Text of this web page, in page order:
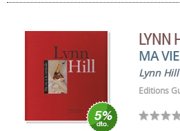
LYNN
MA
Lynn Hill
Editions